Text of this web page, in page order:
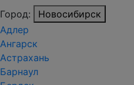
Город:
Новосибирск
Адлер
Ангарск
Астрахань
Барнаул